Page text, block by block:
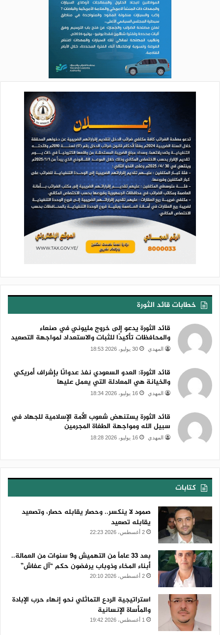
خطابات قائد الثورة
قائد الثورة يدعو إلى خروج مليوني في صنعاء
والمحافظات تأكيدًا للثبات والاستعداد لمواجهة التصعيد
المهدي 30 يوليو، 2026 18:53
قائد الثورة: العدو السعودي نفذ عدوانًا بإشراف أمريكي
والخيانة هي المعادلة التي يعمل عليها
المهدي 16 يوليو، 2026 18:34
قائد الثورة يستنهض شعوب الأمة الإسلامية للجهاد في
سبيل الله ومواجهة الطغاة المجرمين
المهدي 16 يوليو، 2026 18:28
كتابات
صمود لا ينكسر.. وحصار يقابله حصار، وتصعيد
يقابله تصعيد
2 أغسطس، 2026 22:23
بعد 33 عاماً من التهميش و9 سنوات من العمالة..
أبناء المخاء وذوباب يرفضون حكم “آل عفاش”
2 أغسطس، 2026 20:10
استراتيجية الردع التماثلي نحو إنهاء حرب الإبادة
والمأساة الإنسانية
1 أغسطس، 2026 19:42